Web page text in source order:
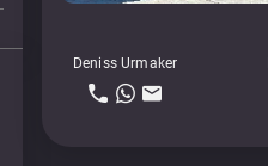
Deniss Urmaker